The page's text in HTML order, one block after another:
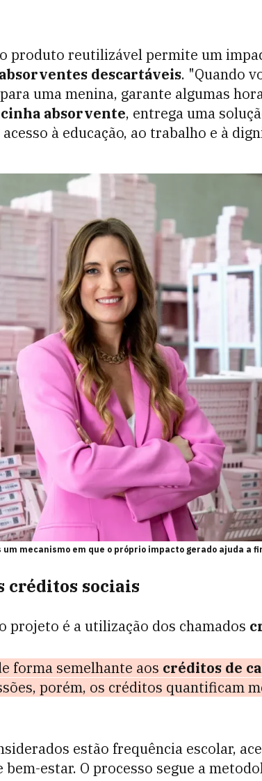
produto reutilizável permite um
absorventes descartáveis. "Quando
uma menina, garante algumas
absorvente, entrega uma
à educação, ao trabalho e à
um mecanismo em que o próprio impacto gerado ajuda a
créditos sociais
projeto é a utilização dos chamados
forma semelhante aos créditos de
porém, os créditos quantificam
estão frequência escolar,
bem-estar. O processo segue a